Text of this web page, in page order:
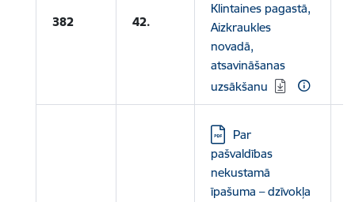
382 42.
Klintaines pagastā,
Aizkraukles
novadā,
atsavināšanas
uzsākšanu
Lejupielādēt:
Par
pašvaldības
nekustamā
īpašuma – dzīvokļa